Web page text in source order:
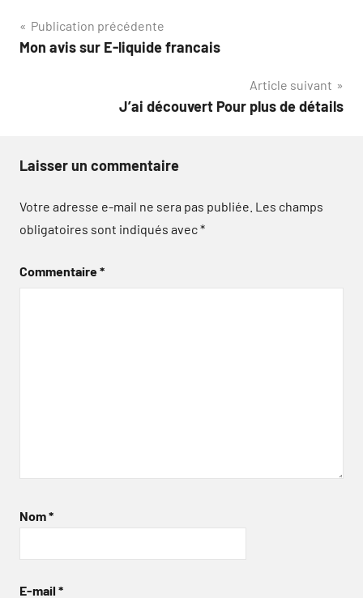
Navigation
de
Publication précédente
Mon avis sur E-liquide francais
Article suivant
J’ai découvert Pour plus de détails
Laisser un commentaire
Votre adresse e-mail ne sera pas publiée. Les champs
obligatoires sont indiqués avec*
Commentaire*
Nom*
E-mail *